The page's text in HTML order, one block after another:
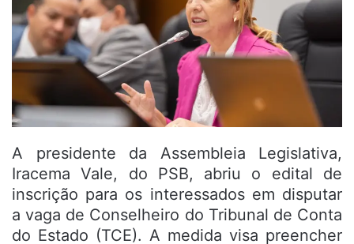
A presidente da Assembleia Legislativa,
Iracema Vale, do PSB, abriu o edital de
inscrição para os interessados em disputar
a vaga de Conselheiro do Tribunal de Conta
do Estado (TCE). A medida visa preencher